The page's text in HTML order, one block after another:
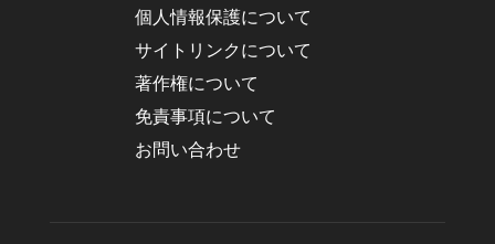
個人情報保護について
サイトリンクについて
著作権について
免責事項について
お問い合わせ